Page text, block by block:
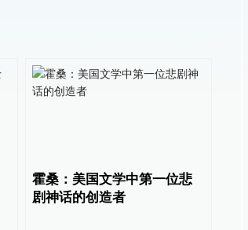
霍桑：美国文学中第一位悲
剧神话的创造者